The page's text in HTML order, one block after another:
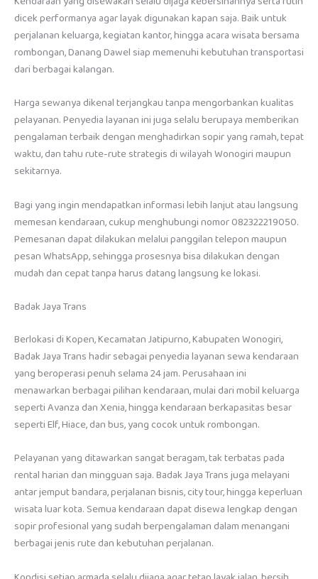
dicek performanya agar layak digunakan kapan saja. Baik untuk
perjalanan keluarga, kegiatan kantor, hingga acara wisata bersama
rombongan, Danang Dawel siap memenuhi kebutuhan transportasi
dari berbagai kalangan.
Harga sewanya dikenal terjangkau tanpa mengorbankan kualitas
pelayanan. Penyedia layanan ini juga selalu berupaya memberikan
pengalaman terbaik dengan menghadirkan sopir yang ramah, tepat
waktu, dan tahu rute-rute strategis di wilayah Wonogiri maupun
sekitarnya.
Bagi yang ingin mendapatkan informasi lebih lanjut atau langsung
memesan kendaraan, cukup menghubungi nomor 082322219050.
Pemesanan dapat dilakukan melalui panggilan telepon maupun
pesan WhatsApp, sehingga prosesnya bisa dilakukan dengan
mudah dan cepat tanpa harus datang langsung ke lokasi.
Badak Jaya Trans
Berlokasi di Kopen, Kecamatan Jatipurno, Kabupaten Wonogiri,
Badak Jaya Trans hadir sebagai penyedia layanan sewa kendaraan
yang beroperasi penuh selama 24 jam. Perusahaan ini
menawarkan berbagai pilihan kendaraan, mulai dari mobil keluarga
seperti Avanza dan Xenia, hingga kendaraan berkapasitas besar
seperti Elf, Hiace, dan bus, yang cocok untuk rombongan.
Pelayanan yang ditawarkan sangat beragam, tak terbatas pada
rental harian dan mingguan saja. Badak Jaya Trans juga melayani
antar jemput bandara, perjalanan bisnis, city tour, hingga keperluan
wisata luar kota. Semua kendaraan dapat disewa lengkap dengan
sopir profesional yang sudah berpengalaman dalam menangani
berbagai jenis rute dan kebutuhan perjalanan.